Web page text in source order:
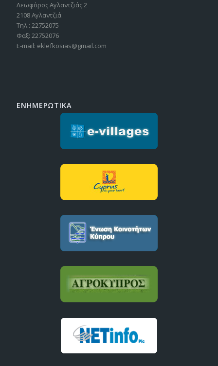
Λεωφόρος Αγλαντζιάς 2
2108 Αγλαντζιά
Τηλ.: 22752075
Φαξ: 22752076
E-mail: eklefkosias@gmail.com
ΕΝΗΜΕΡΩΤΙΚΑ